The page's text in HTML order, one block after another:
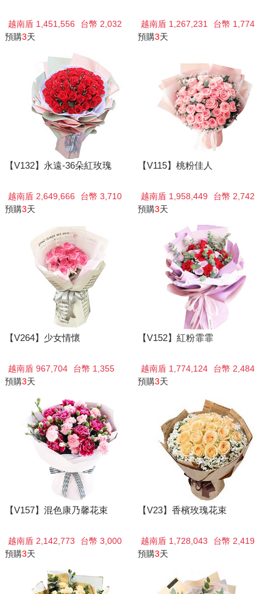
越南盾 1,451,556
台幣 2,032
預購3天
越南盾 1,267,231
台幣 1,774
預購3天
【V132】永遠-36朵紅玫瑰
越南盾 2,649,666
台幣 3,710
預購3天
【V115】桃粉佳人
越南盾 1,958,449
台幣 2,742
預購3天
【V264】少女情懷
越南盾 967,704
台幣 1,355
預購3天
【V152】紅粉霏霏
越南盾 1,774,124
台幣 2,484
預購3天
【V157】混色康乃馨花束
越南盾 2,142,773
台幣 3,000
預購3天
【V23】香檳玫瑰花束
越南盾 1,728,043
台幣 2,419
預購3天